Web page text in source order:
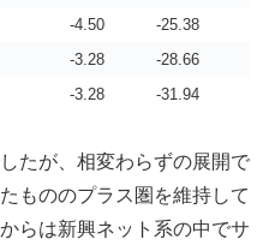
-4.50
-25.38
-3.28
-28.66
-3.28 -31.94
たが、相変わらずの展開で
もののプラス圏を維持して
らは新興ネット系の中でサ